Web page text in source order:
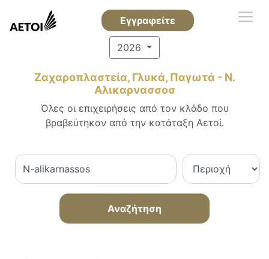
Εγγραφείτε
2026
Ζαχαροπλαστεία, Γλυκά, Παγωτά - Ν.
Αλικαρνασσοσ
Όλες οι επιχειρήσεις από τον κλάδο που
βραβεύτηκαν από την κατάταξη Αετοί.
Αναζήτηση